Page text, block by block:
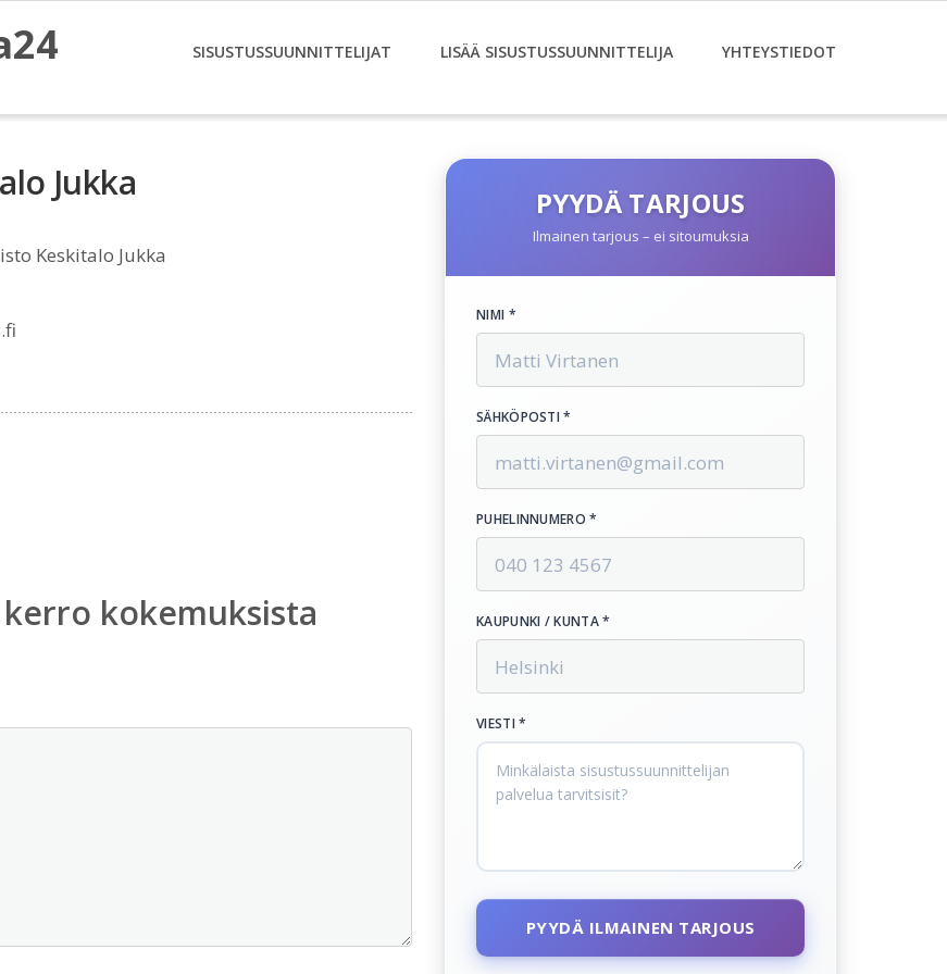
SISUSTUSSUUNNITTELIJAT LISÄÄ SISUSTUSSUUNNITTELIJA YHTEYSTIEDOT
Jukka
Keskitalo Jukka
kokemuksista
PYYDÄ TARJOUS
Ilmainen tarjous – ei sitoumuksia
NIMI *
SÄHKÖPOSTI *
PUHELINNUMERO *
KAUPUNKI / KUNTA *
VIESTI *
PYYDÄ ILMAINEN TARJOUS